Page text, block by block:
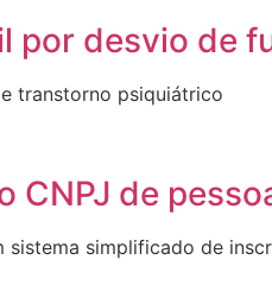
por desvio de
transtorno psiquiátrico
CNPJ de
simplificado de